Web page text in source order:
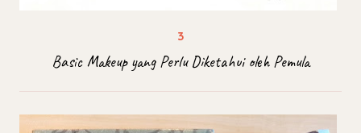
Basic Makeup yang Perlu Diketahui oleh Pemula